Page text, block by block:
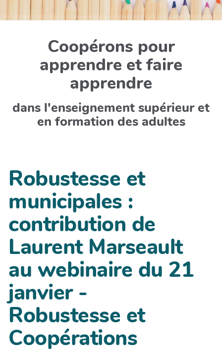
Coopérons pour
apprendre et faire
apprendre
dans l'enseignement supérieur et
en formation des adultes
Robustesse et
municipales :
contribution de
Laurent Marseault
au webinaire du 21
janvier -
Robustesse et
Coopérations